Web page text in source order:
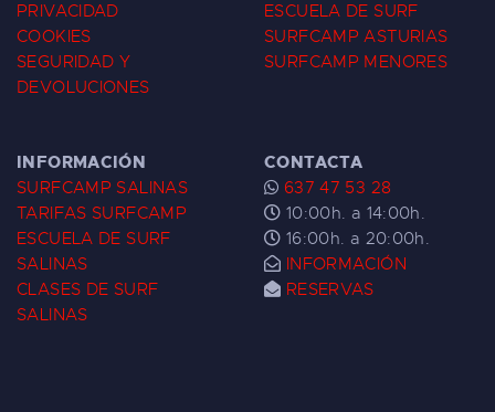
PRIVACIDAD
COOKIES
SEGURIDAD Y
DEVOLUCIONES
ESCUELA DE SURF
SURFCAMP ASTURIAS
SURFCAMP MENORES
INFORMACIÓN
SURFCAMP SALINAS
TARIFAS SURFCAMP
ESCUELA DE SURF
SALINAS
CLASES DE SURF
SALINAS
CONTACTA
637 47 53 28
10:00h. a 14:00h.
16:00h. a 20:00h.
INFORMACIÓN
RESERVAS